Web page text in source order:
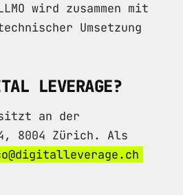
wird zusammen mit
Umsetzung
LEVERAGE?
an der
8004 Zürich. Als